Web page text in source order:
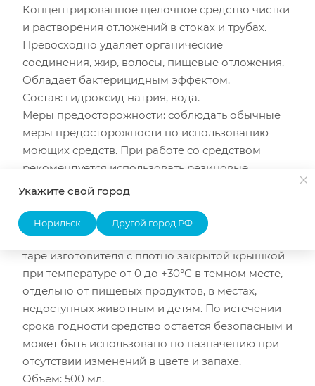
Концентрированное щелочное средство чистки
и растворения отложений в стоках и трубах.
Превосходно удаляет органические
соединения, жир, волосы, пищевые отложения.
Обладает бактерицидным эффектом.
Состав: гидроксид натрия, вода.
Меры предосторожности: соблюдать обычные
меры предосторожности по использованию
моющих средств. При работе со средством
рекомендуется использовать резиновые
перчатки. При попадании на слизистую
количеством воды.
Условия хранения и срок годности: хранить в
таре изготовителя с плотно закрытой крышкой
при температуре от 0 до +30°С в темном месте,
отдельно от пищевых продуктов, в местах,
недоступных животным и детям. По истечении
срока годности средство остается безопасным и
может быть использовано по назначению при
отсутствии изменений в цвете и запахе.
Объем: 500 мл.
Укажите свой город
Норильск Другой город РФ